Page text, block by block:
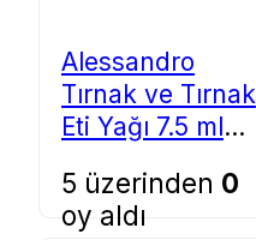
Alessandro
Tırnak ve Tırnak
Eti Yağı 7.5 ml
5 üzerinden 0
oy aldı